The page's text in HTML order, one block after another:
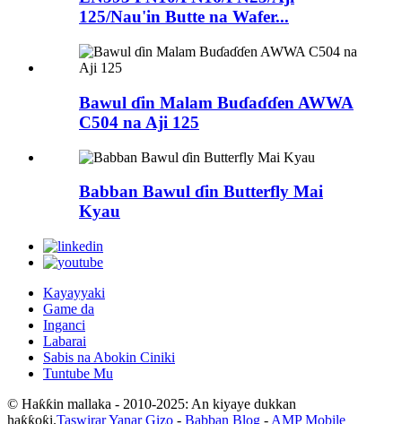
125/Nau'in Butte na Wafer...
Bawul ɗin Malam Buɗaɗɗen AWWA
C504 na Aji 125
Babban Bawul ɗin Butterfly Mai
Kyau
Kayayyaki
Game da
Inganci
Labarai
Sabis na Abokin Ciniki
Tuntube Mu
© Haƙƙin mallaka - 2010-2025: An kiyaye dukkan
haƙƙoƙi.Taswirar Yanar Gizo - Babban Blog - AMP Mobile